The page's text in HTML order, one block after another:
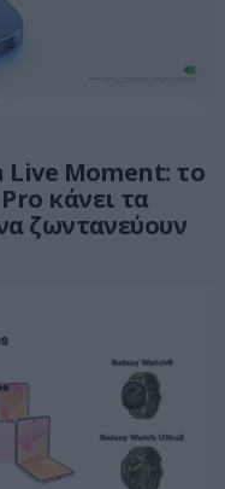
Moment: το
κάνει τα
ζωντανεύουν